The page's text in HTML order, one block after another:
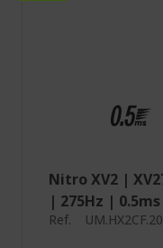
Nitro XV2 |
| 275Hz | 0.5ms
Ref.